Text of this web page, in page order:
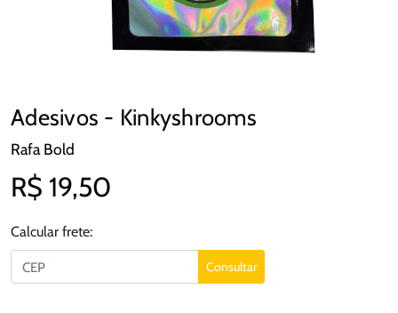
Adesivos - Kinkyshrooms
Rafa Bold
R$ 19,50
Calcular frete:
Consultar